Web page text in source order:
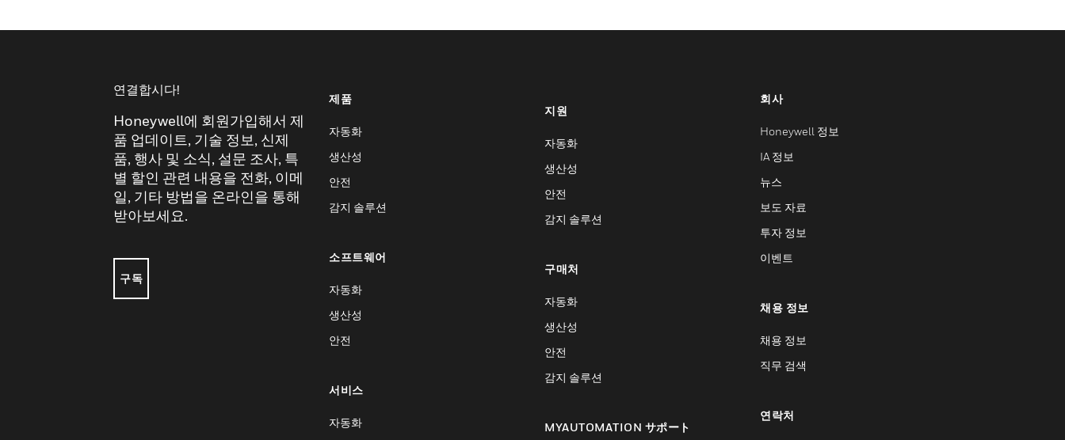
연결합시다!
Honeywell에 회원가입해서 제
품 업데이트, 기술 정보, 신제
품, 행사 및 소식, 설문 조사, 특
별 할인 관련 내용을 전화, 이메
일, 기타 방법을 온라인을 통해
받아보세요.
구독
제품
자동화
생산성
안전
감지 솔루션
소프트웨어
자동화
생산성
안전
서비스
자동화
지원
자동화
생산성
안전
감지 솔루션
구매처
자동화
생산성
안전
감지 솔루션
MYAUTOMATION サポート
회사
Honeywell 정보
IA 정보
뉴스
보도 자료
투자 정보
이벤트
채용 정보
채용 정보
직무 검색
연락처